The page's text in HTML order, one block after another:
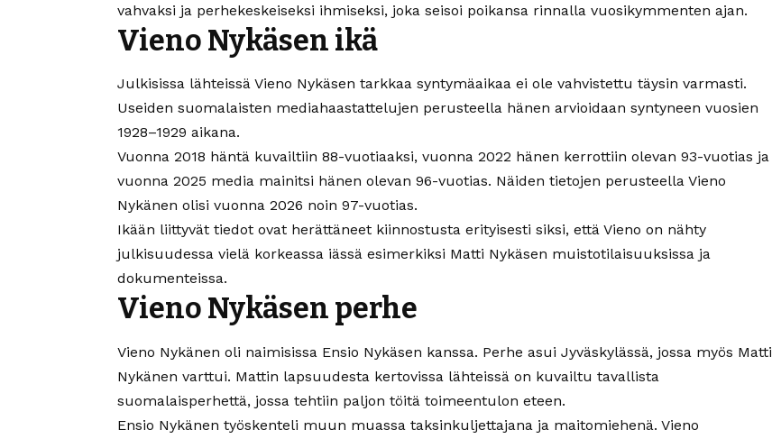
vahvaksi ja perhekeskeiseksi ihmiseksi, joka seisoi poikansa rinnalla vuosikymmenten ajan.
Vieno Nykäsen ikä
Julkisissa lähteissä Vieno Nykäsen tarkkaa syntymäaikaa ei ole vahvistettu täysin varmasti.
Useiden suomalaisten mediahaastattelujen perusteella hänen arvioidaan syntyneen vuosien
1928–1929 aikana.
Vuonna 2018 häntä kuvailtiin 88-vuotiaaksi, vuonna 2022 hänen kerrottiin olevan 93-vuotias ja
vuonna 2025 media mainitsi hänen olevan 96-vuotias. Näiden tietojen perusteella Vieno
Nykänen olisi vuonna 2026 noin 97-vuotias.
Ikään liittyvät tiedot ovat herättäneet kiinnostusta erityisesti siksi, että Vieno on nähty
julkisuudessa vielä korkeassa iässä esimerkiksi Matti Nykäsen muistotilaisuuksissa ja
dokumenteissa.
Vieno Nykäsen perhe
Vieno Nykänen oli naimisissa Ensio Nykäsen kanssa. Perhe asui Jyväskylässä, jossa myös Matti
Nykänen varttui. Mattin lapsuudesta kertovissa lähteissä on kuvailtu tavallista
suomalaisperhettä, jossa tehtiin paljon töitä toimeentulon eteen.
Ensio Nykänen työskenteli muun muassa taksinkuljettajana ja maitomiehenä. Vieno